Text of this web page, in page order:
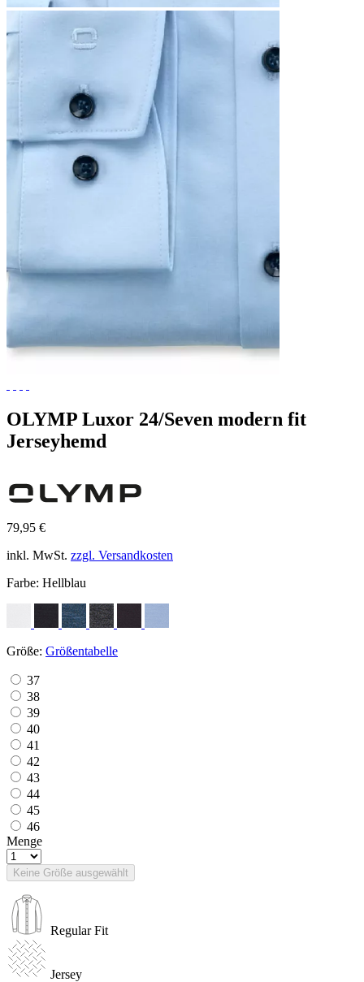
OLYMP Luxor 24/Seven modern fit
Jerseyhemd
79,95 €
inkl. MwSt. zzgl. Versandkosten
Farbe: Hellblau
Größe: Größentabelle
37
38
39
40
41
42
43
44
45
46
Menge
Keine Größe ausgewählt
Regular Fit
Jersey